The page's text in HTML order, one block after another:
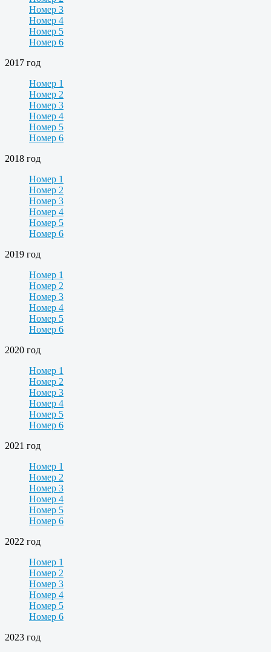
Номер 3
Номер 4
Номер 5
Номер 6
2017 год
Номер 1
Номер 2
Номер 3
Номер 4
Номер 5
Номер 6
2018 год
Номер 1
Номер 2
Номер 3
Номер 4
Номер 5
Номер 6
2019 год
Номер 1
Номер 2
Номер 3
Номер 4
Номер 5
Номер 6
2020 год
Номер 1
Номер 2
Номер 3
Номер 4
Номер 5
Номер 6
2021 год
Номер 1
Номер 2
Номер 3
Номер 4
Номер 5
Номер 6
2022 год
Номер 1
Номер 2
Номер 3
Номер 4
Номер 5
Номер 6
2023 год